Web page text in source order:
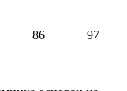
86 97